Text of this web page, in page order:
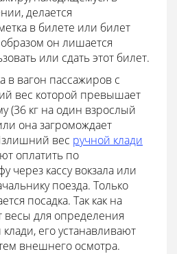
делается
в билете или билет
он лишается
или сдать этот билет.
в вагон пассажиров с
вес которой превышает
(36 кг на один взрослый
она загромождает
вес ручной клади
оплатить по
через кассу вокзала или
поезда. Только
посадка. Так как на
весы для определения
его устанавливают
внешнего осмотра.